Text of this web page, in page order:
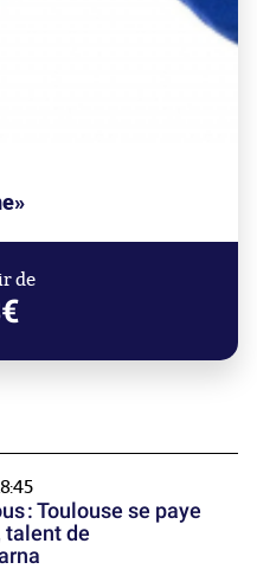
de
: Toulouse se paye
talent de